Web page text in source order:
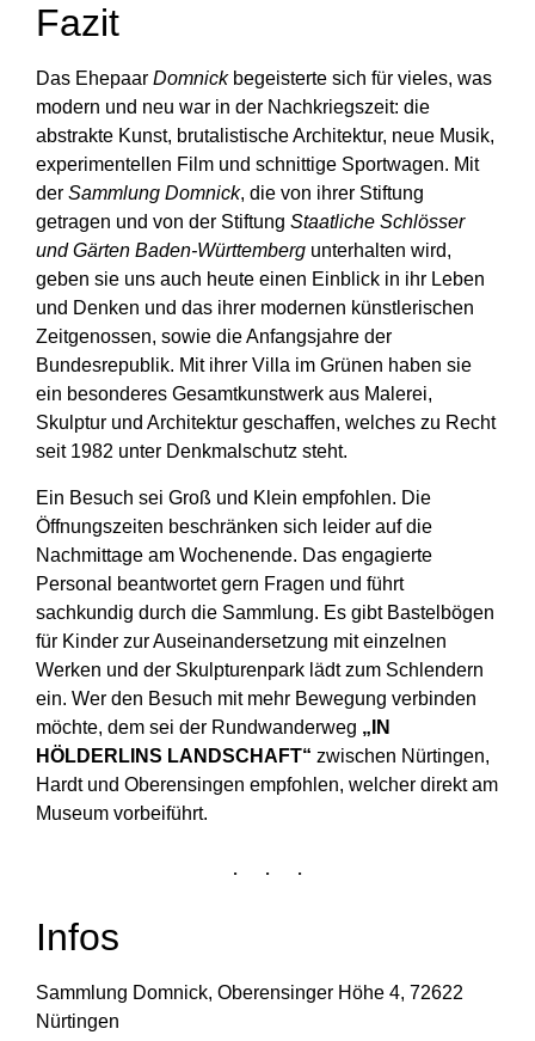
Fazit
Das Ehepaar Domnick begeisterte sich für vieles, was
modern und neu war in der Nachkriegszeit: die
abstrakte Kunst, brutalistische Architektur, neue Musik,
experimentellen Film und schnittige Sportwagen. Mit
der Sammlung Domnick, die von ihrer Stiftung
getragen und von der Stiftung Staatliche Schlösser
und Gärten Baden-Württemberg unterhalten wird,
geben sie uns auch heute einen Einblick in ihr Leben
und Denken und das ihrer modernen künstlerischen
Zeitgenossen, sowie die Anfangsjahre der
Bundesrepublik. Mit ihrer Villa im Grünen haben sie
ein besonderes Gesamtkunstwerk aus Malerei,
Skulptur und Architektur geschaffen, welches zu Recht
seit 1982 unter Denkmalschutz steht.
Ein Besuch sei Groß und Klein empfohlen. Die
Öffnungszeiten beschränken sich leider auf die
Nachmittage am Wochenende. Das engagierte
Personal beantwortet gern Fragen und führt
sachkundig durch die Sammlung. Es gibt Bastelbögen
für Kinder zur Auseinandersetzung mit einzelnen
Werken und der Skulpturenpark lädt zum Schlendern
ein. Wer den Besuch mit mehr Bewegung verbinden
möchte, dem sei der Rundwanderweg „IN
HÖLDERLINS LANDSCHAFT“ zwischen Nürtingen,
Hardt und Oberensingen empfohlen, welcher direkt am
Museum vorbeiführt.
Infos
Sammlung Domnick, Oberensinger Höhe 4, 72622
Nürtingen